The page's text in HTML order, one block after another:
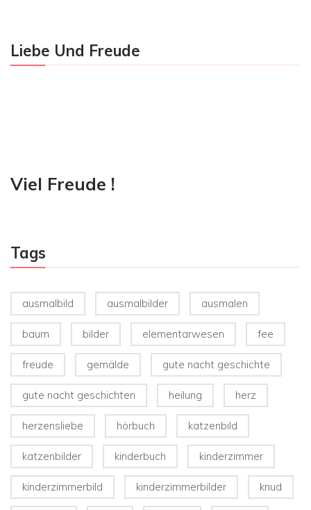
Liebe Und Freude
Viel Freude !
Tags
ausmalbild ausmalbilder ausmalen
baum bilder elementarwesen fee
freude gemälde gute nacht geschichte
gute nacht geschichten heilung herz
herzensliebe hörbuch katzenbild
katzenbilder kinderbuch kinderzimmer
kinderzimmerbild kinderzimmerbilder knud